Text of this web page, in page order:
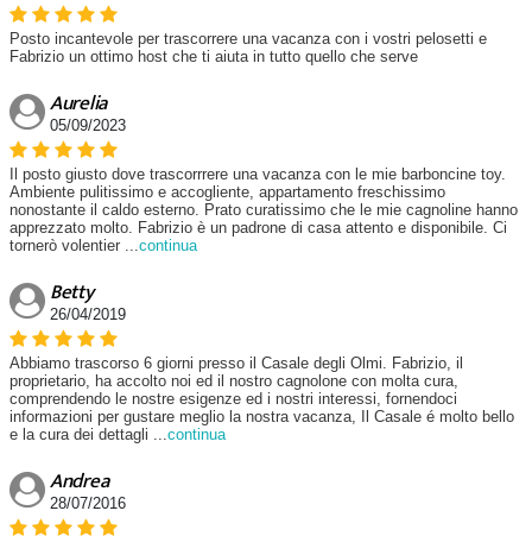
Posto incantevole per trascorrere una vacanza con i vostri pelosetti e
Fabrizio un ottimo host che ti aiuta in tutto quello che serve
Aurelia
05/09/2023
Il posto giusto dove trascorrrere una vacanza con le mie barboncine toy.
Ambiente pulitissimo e accogliente, appartamento freschissimo
nonostante il caldo esterno. Prato curatissimo che le mie cagnoline hanno
apprezzato molto. Fabrizio è un padrone di casa attento e disponibile. Ci
tornerò volentier ...continua
Betty
26/04/2019
Abbiamo trascorso 6 giorni presso il Casale degli Olmi. Fabrizio, il
proprietario, ha accolto noi ed il nostro cagnolone con molta cura,
comprendendo le nostre esigenze ed i nostri interessi, fornendoci
informazioni per gustare meglio la nostra vacanza, Il Casale é molto bello
e la cura dei dettagli ...continua
Andrea
28/07/2016